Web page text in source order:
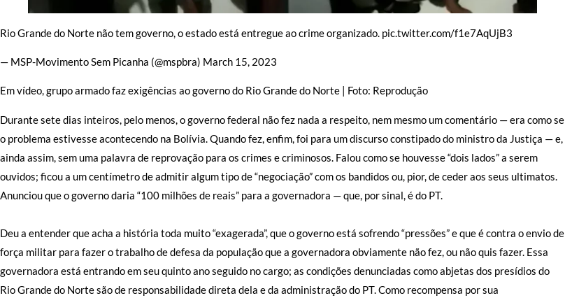
Rio Grande do Norte não tem governo, o estado está entregue ao crime organizado. pic.twitter.com/f1e7AqUjB3
— MSP-Movimento Sem Picanha (@mspbra) March 15, 2023
Em vídeo, grupo armado faz exigências ao governo do Rio Grande do Norte | Foto: Reprodução
Durante sete dias inteiros, pelo menos, o governo federal não fez nada a respeito, nem mesmo um comentário — era como se
o problema estivesse acontecendo na Bolívia. Quando fez, enfim, foi para um discurso constipado do ministro da Justiça — e,
ainda assim, sem uma palavra de reprovação para os crimes e criminosos. Falou como se houvesse “dois lados” a serem
ouvidos; ficou a um centímetro de admitir algum tipo de “negociação” com os bandidos ou, pior, de ceder aos seus ultimatos.
Anunciou que o governo daria “100 milhões de reais” para a governadora — que, por sinal, é do PT.
Deu a entender que acha a história toda muito “exagerada”, que o governo está sofrendo “pressões” e que é contra o envio de
força militar para fazer o trabalho de defesa da população que a governadora obviamente não fez, ou não quis fazer. Essa
governadora está entrando em seu quinto ano seguido no cargo; as condições denunciadas como abjetas dos presídios do
Rio Grande do Norte são de responsabilidade direta dela e da administração do PT. Como recompensa por sua